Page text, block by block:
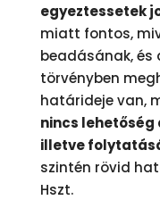
egyeztessetek
miatt fontos,
beadásának, és
törvényben
határideje van,
nincs
illetve
szintén rövid
Hszt.